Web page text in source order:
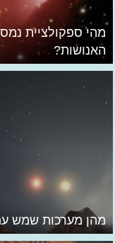
מהי ספקולציית
האנושות?
מהן מערכות שמש עם 3 שמשות ואיפה ישנן